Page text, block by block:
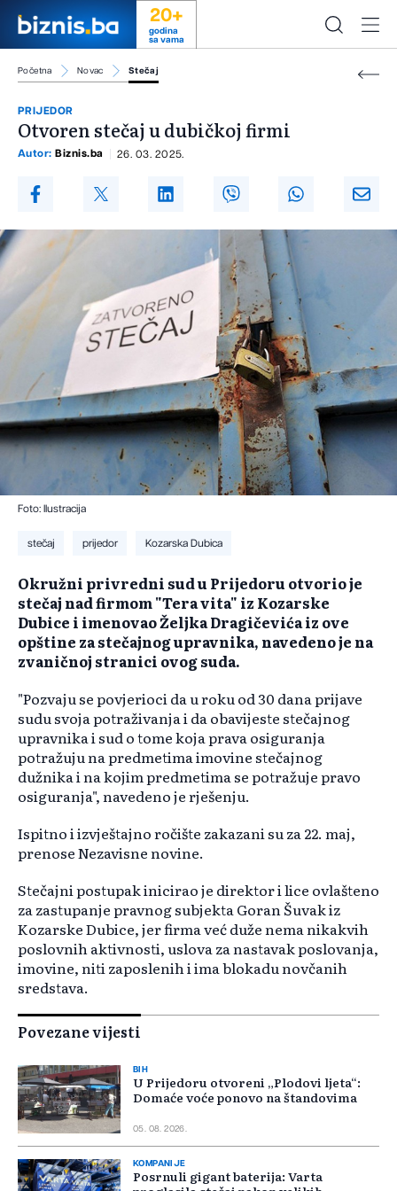
20+
godina
sa vama
Početna Novac Stečaj
PRIJEDOR
Otvoren stečaj u dubičkoj firmi
Autor: Biznis.ba 26. 03. 2025.
Foto: Ilustracija
stečaj prijedor Kozarska Dubica
Okružni privredni sud u Prijedoru otvorio je
stečaj nad firmom "Tera vita" iz Kozarske
Dubice i imenovao Željka Dragičevića iz ove
opštine za stečajnog upravnika, navedeno je na
zvaničnoj stranici ovog suda.
"Pozvaju se povjerioci da u roku od 30 dana prijave
sudu svoja potraživanja i da obavijeste stečajnog
upravnika i sud o tome koja prava osiguranja
potražuju na predmetima imovine stečajnog
dužnika i na kojim predmetima se potražuje pravo
osiguranja", navedeno je rješenju.
Ispitno i izvještajno ročište zakazani su za 22. maj,
prenose Nezavisne novine.
Stečajni postupak inicirao je direktor i lice ovlašteno
za zastupanje pravnog subjekta Goran Šuvak iz
Kozarske Dubice, jer firma već duže nema nikakvih
poslovnih aktivnosti, uslova za nastavak poslovanja,
imovine, niti zaposlenih i ima blokadu novčanih
sredstava.
Povezane vijesti
BIH
U Prijedoru otvoreni „Plodovi ljeta“:
Domaće voće ponovo na štandovima
05. 08. 2026.
KOMPANIJE
Posrnuli gigant baterija: Varta